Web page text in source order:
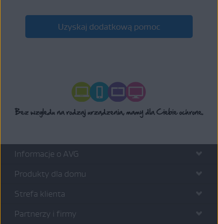
Uzyskaj dodatkową pomoc
Informacje o AVG
Produkty dla domu
Strefa klienta
Partnerzy i firmy